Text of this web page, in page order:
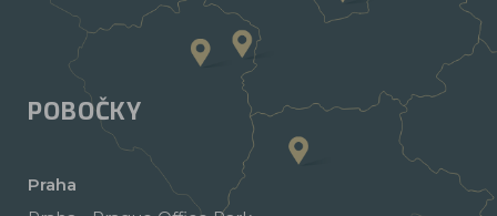
POBOČKY
Praha